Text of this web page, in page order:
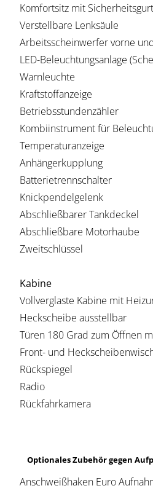
Komfortsitz mit
Verstellbare Lenksäule
Arbeitsscheinwerfer vorne
LED-Beleuchtungsanlage
Warnleuchte
Kraftstoffanzeige
Betriebsstundenzähler
Kombiinstrument für
Temperaturanzeige
Anhängerkupplung
Batterietrennschalter
Knickpendelgelenk
Abschließbarer Tankdeckel
Abschließbare Motorhaube
Zweitschlüssel
Kabine
Vollverglaste Kabine mit
Heckscheibe ausstellbar
Türen 180 Grad zum Öffnen
Front- und
Rückspiegel
Radio
Rückfahrkamera
Optionales Zubehör gegen
Anschweißhaken Euro